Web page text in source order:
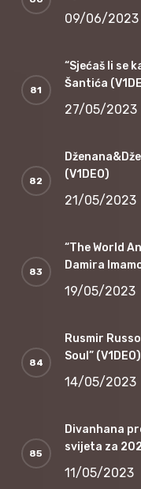
09/06/2023
“Sjećaš li se
Šantića
27/05/2023
(V1DEO)
21/05/2023
“The World
Damira
19/05/2023
Rusmir
Soul” (V1DEO)
14/05/2023
Divanhana
svijeta za
11/05/2023